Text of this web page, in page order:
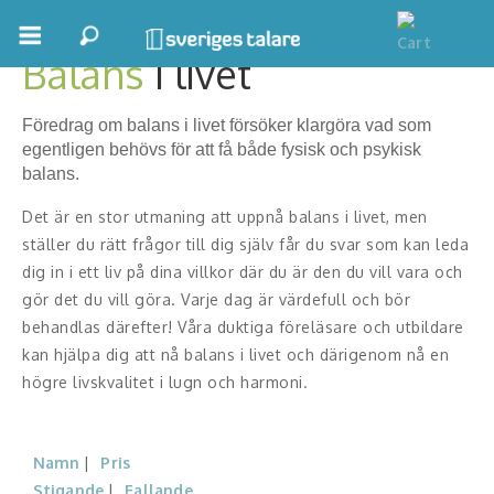
Boka ett möte
Samhällsnytta
Inspiration
Inspirerande Föreläsare
Personlig utveckling, målsättning
Life Stories & Trivsel
Keynote
Moderator
Balansi livet
Föredrag om balans i livet försöker klargöra vad som
egentligen behövs för att få både fysisk och psykisk
balans.
Det är en stor utmaning att uppnå balans i livet, men
ställer du rätt frågor till dig själv får du svar som kan leda
dig in i ett liv på dina villkor där du är den du vill vara och
gör det du vill göra. Varje dag är värdefull och bör
behandlas därefter! Våra duktiga föreläsare och utbildare
kan hjälpa dig att nå balans i livet och därigenom nå en
högre livskvalitet i lugn och harmoni.
Namn
Pris
Stigande
Fallande